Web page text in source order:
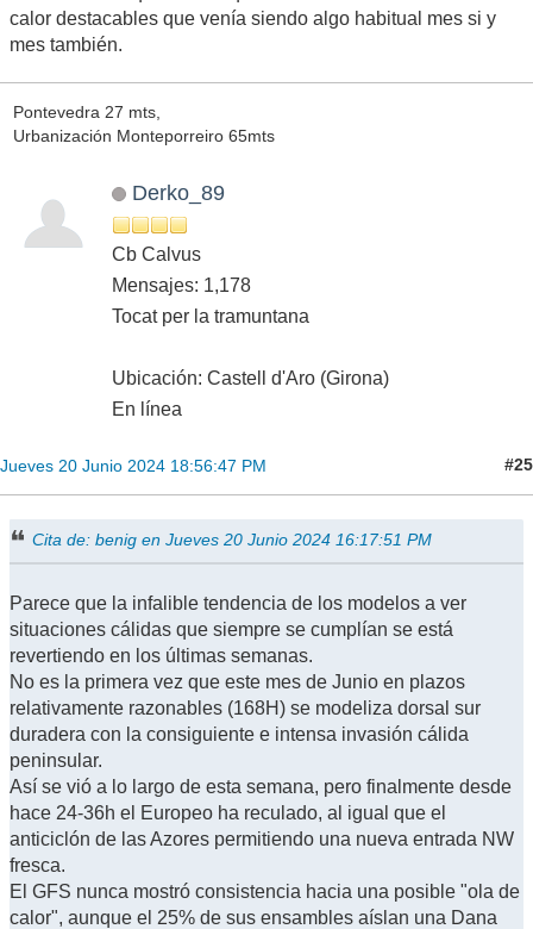
calor destacables que venía siendo algo habitual mes si y
mes también.
Pontevedra 27 mts,
Urbanización Monteporreiro 65mts
Derko_89
Cb Calvus
Mensajes: 1,178
Tocat per la tramuntana
Ubicación: Castell d'Aro (Girona)
En línea
Jueves 20 Junio 2024 18:56:47 PM #25
Cita de: benig en Jueves 20 Junio 2024 16:17:51 PM
Parece que la infalible tendencia de los modelos a ver
situaciones cálidas que siempre se cumplían se está
revertiendo en los últimas semanas.
No es la primera vez que este mes de Junio en plazos
relativamente razonables (168H) se modeliza dorsal sur
duradera con la consiguiente e intensa invasión cálida
peninsular.
Así se vió a lo largo de esta semana, pero finalmente desde
hace 24-36h el Europeo ha reculado, al igual que el
anticiclón de las Azores permitiendo una nueva entrada NW
fresca.
El GFS nunca mostró consistencia hacia una posible "ola de
calor", aunque el 25% de sus ensambles aíslan una Dana